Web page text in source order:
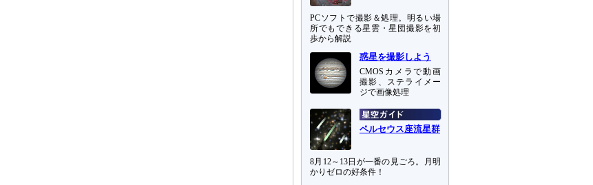
PCソフトで撮影＆処理。明るい場
所でもできる星雲・星団撮影を初
歩から解説
惑星を撮影しよう
CMOSカメラで動画
撮影、ステライメー
ジで画像処理
ペルセウス座流星群
8月12～13日が一番の見ごろ。月明
かりゼロの好条件！